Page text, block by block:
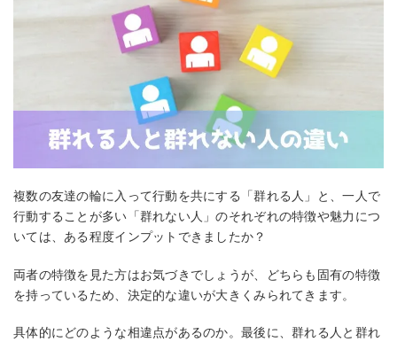
複数の友達の輪に入って行動を共にする「群れる人」と、一人で
行動することが多い「群れない人」のそれぞれの特徴や魅力につ
いては、ある程度インプットできましたか？
両者の特徴を見た方はお気づきでしょうが、どちらも固有の特徴
を持っているため、決定的な違いが大きくみられてきます。
具体的にどのような相違点があるのか。最後に、群れる人と群れ